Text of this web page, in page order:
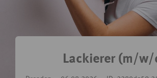
Lackierer (m/w/